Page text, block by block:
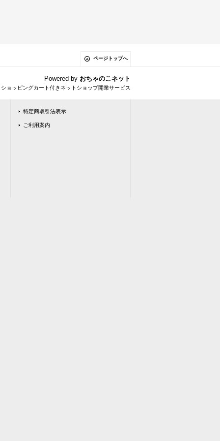
ページトップへ
Powered by おちゃのこネット
ョッピングカート付きネットショップ開業サービス
特定商取引法表示
ご利用案内